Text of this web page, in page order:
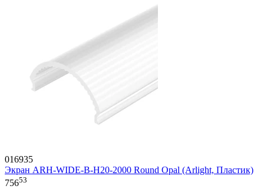
016935
Экран ARH-WIDE-B-H20-2000 Round Opal (Arlight, Пластик)
75653